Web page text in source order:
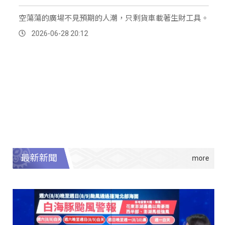
空蕩蕩的廣場不見預期的人潮，只剩貨車載著生財工具。
2026-06-28 20:12
最新新聞